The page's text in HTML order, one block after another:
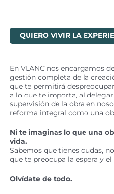
QUIERO VIVIR LA
En VLANC nos encargamos
gestión completa de la
que te permitirá
a lo que te importa, al
supervisión de la obra en
reforma integral como una
Ni te imaginas lo que una
vida.
Sabemos que tienes dudas,
que te preocupa la espera y
Olvídate de todo.